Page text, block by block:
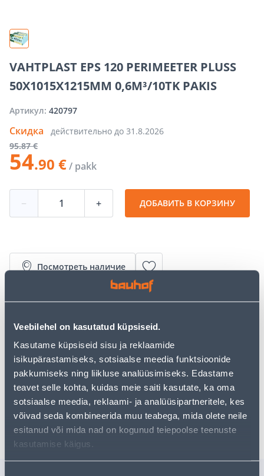
Veebilehel on kasutatud küpsiseid.
Kasutame küpsiseid sisu ja reklaamide
isikupärastamiseks, sotsiaalse meedia funktsioonide
pakkumiseks ning liikluse analüüsimiseks. Edastame
teavet selle kohta, kuidas meie saiti kasutate, ka oma
sotsiaalse meedia, reklaami- ja analüüsipartneritele, kes
võivad seda kombineerida muu teabega, mida olete neile
esitanud või mida nad on kogunud teiepoolse teenuste
kasutamise käigus.
VAHTPLAST EPS 120 PERIMEETER PLUSS
50X1015X1215MM 0,6M³/10TK PAKIS
Артикул: 420797
Скидка действительно до 31.8.2026
95.87 €
54.90 €/ pakk
− + ДОБАВИТЬ В КОРЗИНУ
Посмотреть наличие
• Isolatsiooniplaat niiskete kohtade isolatsiooniks.
• Mõõtmetega 50 x 1015 x 1215 mm. Pakendis 10 tk =
0,6 m³.
• 14-päevane tagastusõigus.
Забрать в магазине, с 06.08.2026
Ожидаемая доставка домой от 16,90 € с 2-5 tööpäeva